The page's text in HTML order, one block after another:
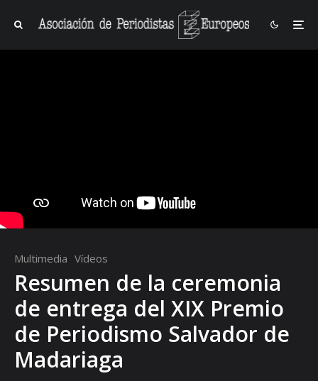
Multimedia Vídeos
Resumen de la ceremonia
de entrega del XIX Premio
de Periodismo Salvador de
Madariaga